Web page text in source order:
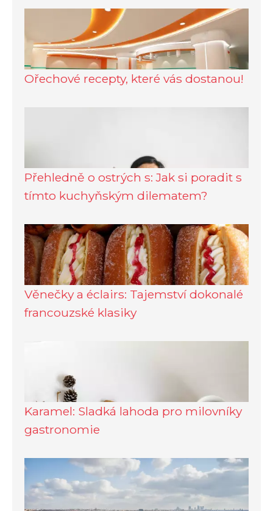
Ořechové recepty, které vás dostanou!
Přehledně o ostrých s: Jak si poradit s
tímto kuchyňským dilematem?
Věnečky a éclairs: Tajemství dokonalé
francouzské klasiky
Karamel: Sladká lahoda pro milovníky
gastronomie